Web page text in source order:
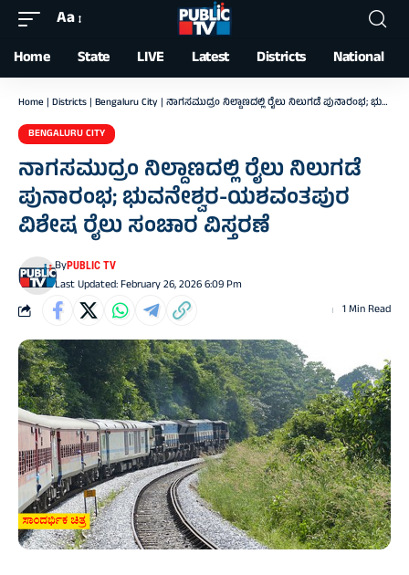
Font
Resizer
Aa
Home State LIVE Latest Districts National
Home | Districts | Bengaluru City | ನಾಗಸಮುದ್ರಂ ನಿಲ್ದಾಣದಲ್ಲಿ ರೈಲು ನಿಲುಗಡೆ ಪುನಾರಂಭ; ಭುವನೇಶ್ವರ-ಯಶವಂತಪುರ ವಿಶೇಷ ರೈಲು ಸಂಚಾರ ವಿಸ್ತರಣೆ
BENGALURU CITY
ನಾಗಸಮುದ್ರಂ ನಿಲ್ದಾಣದಲ್ಲಿ ರೈಲು ನಿಲುಗಡೆ
ಪುನಾರಂಭ; ಭುವನೇಶ್ವರ-ಯಶವಂತಪುರ
ವಿಶೇಷ ರೈಲು ಸಂಚಾರ ವಿಸ್ತರಣೆ
Last Updated: February 26, 2026 6:09 Pm
ByPUBLIC TV
1 Min Read